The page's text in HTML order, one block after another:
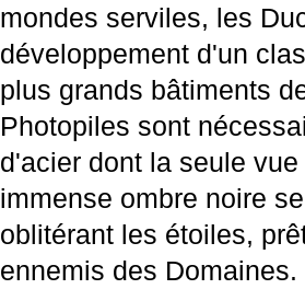
mondes serviles, les
développement d'un
plus grands bâtiments
Photopiles sont
d'acier dont la seule
immense ombre noire
oblitérant les étoiles,
ennemis des